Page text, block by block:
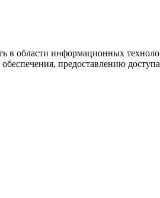
области информационных
предоставлению